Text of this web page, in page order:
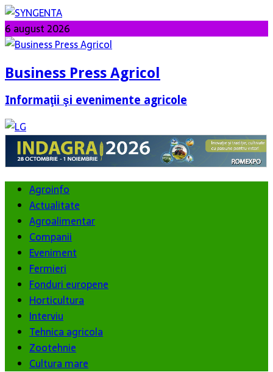
6 august 2026
Business Press Agricol
Informaţii şi evenimente agricole
Agroinfo
Actualitate
Agroalimentar
Companii
Eveniment
Fermieri
Fonduri europene
Horticultura
Interviu
Tehnica agricola
Zootehnie
Cultura mare